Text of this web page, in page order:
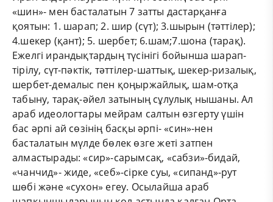
«шин»- мен басталатын 7 затты дастарқанға
қоятын: 1. шарап; 2. шир (сүт); 3.шырын (тәттілер);
4.шекер (қант); 5. шербет; 6.шам;7.шона (тарақ).
Ежелгі ирандықтардың түсінігі бойынша шарап-
тірілу, сүт-пәктік, тәттілер-шаттық, шекер-ризалық,
шербет-демалыс пен қоңыржайлық, шам-отқа
табыну, тарақ-әйел затының сұлулық нышаны. Ал
араб идеологтары мейрам салтын өзгерту үшін
бас әрпі ай сөзінің басқы әрпі- «син»-нен
басталатын мүлде бөлек өзге жеті затпен
алмастырады: «сир»-сарымсақ, «сабзи»-бидай,
«чанчид»- жиде, «себ»-сірке суы, «сипанд»-рут
шөбі және «сухон» егеу. Осылайша араб